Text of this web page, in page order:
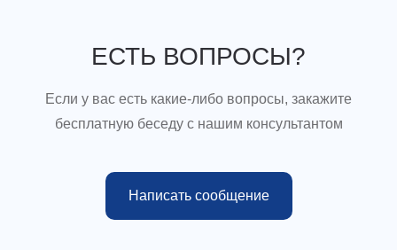
ЕСТЬ ВОПРОСЫ?
Если у вас есть какие-либо вопросы, закажите
бесплатную беседу с нашим консультантом
Написать сообщение